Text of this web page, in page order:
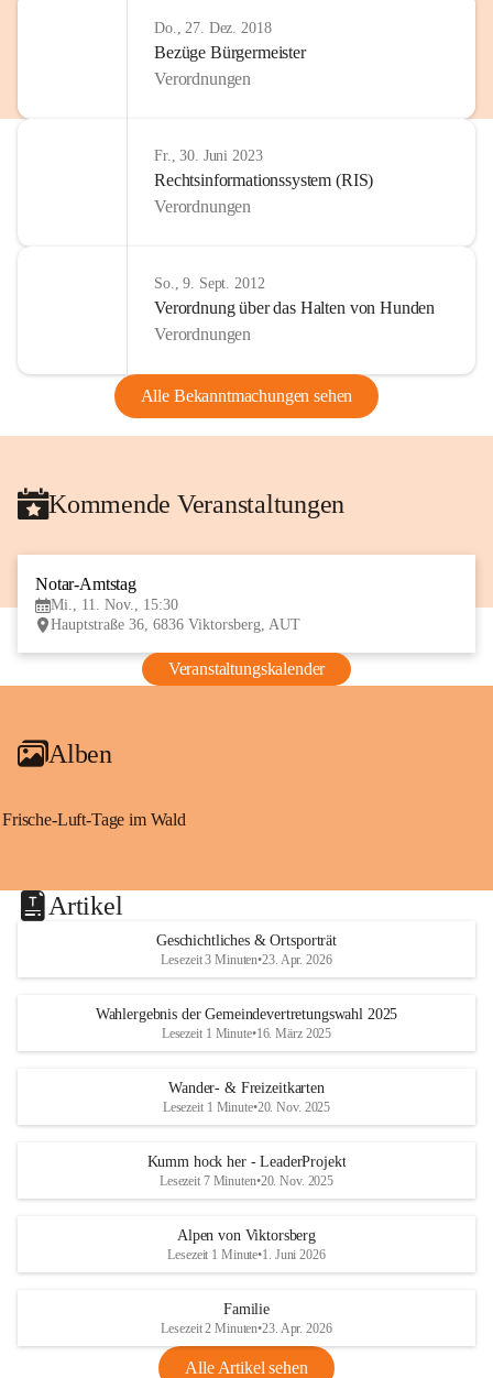
Do., 27. Dez. 2018
Bezüge Bürgermeister
Verordnungen
Fr., 30. Juni 2023
Rechtsinformationssystem (RIS)
Verordnungen
So., 9. Sept. 2012
Verordnung über das Halten von Hunden
Verordnungen
Alle Bekanntmachungen sehen
Kommende Veranstaltungen
Notar-Amtstag
Mi., 11. Nov., 15:30
Hauptstraße 36, 6836 Viktorsberg, AUT
Veranstaltungskalender
Alben
Frische-Luft-Tage im Wald
Artikel
Geschichtliches & Ortsporträt
Lesezeit 3 Minuten•23. Apr. 2026
Wahlergebnis der Gemeindevertretungswahl 2025
Lesezeit 1 Minute•16. März 2025
Wander- & Freizeitkarten
Lesezeit 1 Minute•20. Nov. 2025
Kumm hock her - LeaderProjekt
Lesezeit 7 Minuten•20. Nov. 2025
Alpen von Viktorsberg
Lesezeit 1 Minute•1. Juni 2026
Familie
Lesezeit 2 Minuten•23. Apr. 2026
Alle Artikel sehen